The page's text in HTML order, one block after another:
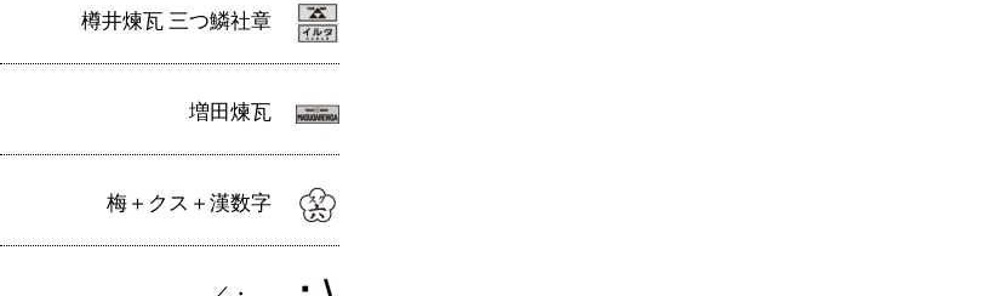
樽井煉瓦 三つ鱗社章
増田煉瓦
梅＋クス＋漢数字